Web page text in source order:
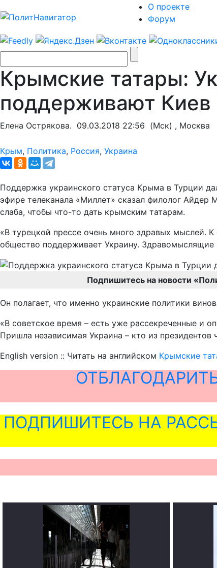
О проекте
Форум
Крымские татары:
поддерживают Киев
Елена Острякова. 09.03.2018 22:56 (Мск) , Москва
Крым, Политика, Россия, Украина
Поддержка украинского статуса Крыма в Турции
эфире телеканала «Миллет» сказал филолог
слаба, чтобы что-то дать крымским татарам.
«В турецкой прессе очень много здравых мыслей.
общество поддерживает Украину. Здравомыслящие
Подпишитесь на новости
Он полагает, что именно украинские политики
«В советское время – есть уже рассекреченные и
Пришла независимая Украина – кто из
English version :: Читать на английском Крымские
ПОДПИШИТЕСЬ НА